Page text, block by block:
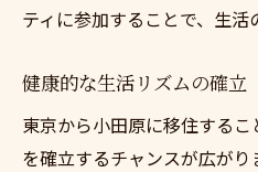
ティに参加することで、生活
健康的な生活リズムの確立
東京から小田原に移住する
を確立するチャンスが広が